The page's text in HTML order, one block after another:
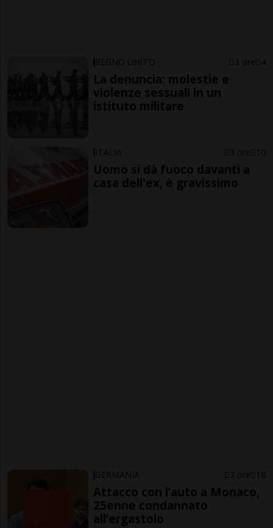
REGNO UNITO 3 ore 4
La denuncia: molestie e
violenze sessuali in un
istituto militare
ITALIA 3 ore 10
Uomo si dà fuoco davanti a
casa dell'ex, è gravissimo
GERMANIA 3 ore 18
Attacco con l’auto a Monaco,
25enne condannato
all’ergastolo